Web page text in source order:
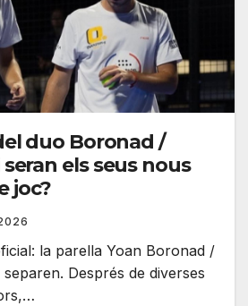
duo Boronad /
els seus nous
joc?
la parella Yoan Boronad /
Després de diverses